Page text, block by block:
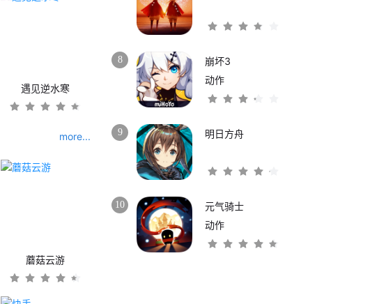
遇见逆水寒
more...
蘑菇云游
8
崩坏3
动作
9 明日方舟
10
元气骑士
动作